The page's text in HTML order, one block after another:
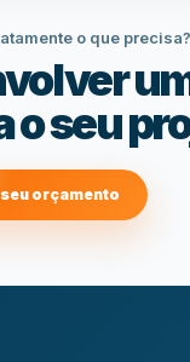
o que precisa?
o seu
orçamento